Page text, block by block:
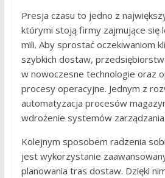
Presja czasu to jedno z
którymi stoją firmy zajmujące się
mili. Aby sprostać oczekiwaniom
szybkich dostaw,
w nowoczesne technologie oraz
procesy operacyjne. Jednym z
automatyzacja procesów
wdrożenie systemów
Kolejnym sposobem radzenia
jest wykorzystanie
planowania tras dostaw. Dzięki